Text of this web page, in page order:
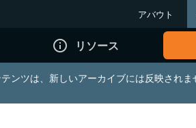
アバウト
info_outline リソース
ンツは、新しいアーカイブには反映されま